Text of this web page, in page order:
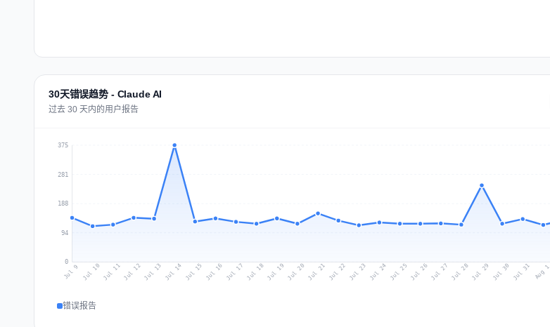
30天错误趋势 - Claude AI
过去 30 天内的用户报告
0
94
188
281
375
Jul 9 Jul 10 Jul 11Jul 12Jul 13 Jul 14 Jul 15 Jul 16 Jul 17 Jul 18Jul 19 Jul 20 Jul 21 Jul 22 Jul 23 Jul 24 Jul 25 Jul 26Jul 27 Jul 28Jul 29 Jul 30 Jul 31 Aug 1
错误报告